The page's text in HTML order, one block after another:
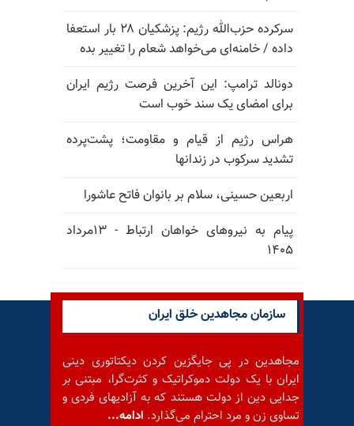
سرکرده حزب‌الله رژیم: پزشکیان ۲۸ بار استعفا
داده / خامنه‌ای می‌خواهد شعام را تغییر بده
دونالد ترامپ: این آخرین فرصت رژیم ایران
برای امضای یک سند خوب است
هراس رژیم از قیام و مقاومت؛ پشت‌پرده
تشدید سرکوب در زندانها
اربعین حسینی، سلام بر بانوان فاتح عاشورا
پیام به نیروهای خواهان ارتباط - ۱۳مرداد
۱۴۰۵
سازمان مجاهدین خلق ایران
مجاهدین در پی جایگزین کردن دیکتاتوری دینی
ایران با یک دولت دموکراتیک و کثرت‌گرا، مبتنی بر
جدایی دین از دولت هستند که به آزادیهای فردی و
تساوی زن و مرد احترام می‌گذارد. ادامه...